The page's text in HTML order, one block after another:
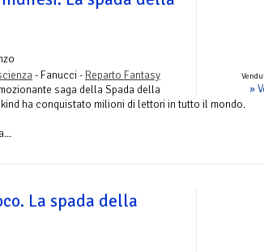
»
- Fanucci - Reparto Fantasy
saga della Spada della
ha conquistato milioni di lettori in tutto il mondo.
La spada della